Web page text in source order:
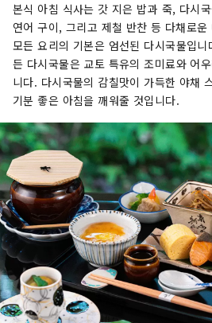
본식 아침 식사는 갓 지은 밥과 죽, 다시
연어 구이, 그리고 제철 반찬 등 다채로
모든 요리의 기본은 엄선된 다시국물입
든 다시국물은 교토 특유의 조미료와 어
니다. 다시국물의 감칠맛이 가득한 야채
기분 좋은 아침을 깨워줄 것입니다.